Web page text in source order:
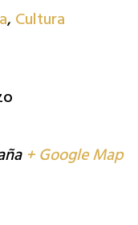
, Cultura
+ Google Map